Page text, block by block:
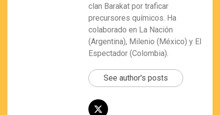
clan Barakat por traficar
precursores químicos. Ha
colaborado en La Nación
(Argentina), Milenio (México) y El
Espectador (Colombia).
See author's posts